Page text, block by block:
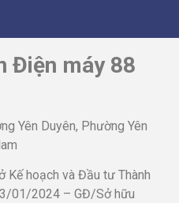
Điện máy 88
Yên Duyên, Phường Yên
Kế hoạch và Đầu tư Thành
01/2024 – GĐ/Sở hữu